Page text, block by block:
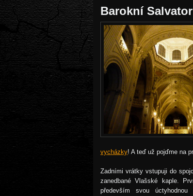
Barokní
vycházky! A teď už pojďme na
Zadními vrátky vstupuji do
zanedbané Vlašské kaple.
především svou